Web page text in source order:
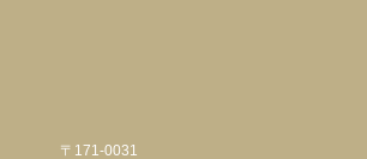
〒171-0031